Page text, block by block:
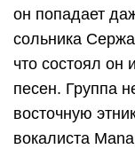
он попадает
сольника
что состоял он
песен. Группа
восточную
вокалиста